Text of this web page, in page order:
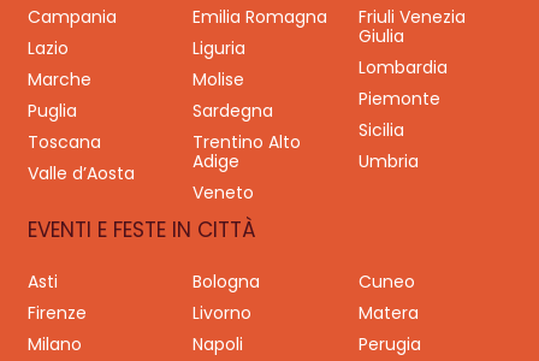
Campania
Emilia Romagna
Friuli Venezia
Giulia
Lazio
Liguria
Lombardia
Marche
Molise
Piemonte
Puglia
Sardegna
Sicilia
Toscana
Trentino Alto
Adige
Umbria
Valle d’Aosta
Veneto
EVENTI E FESTE IN CITTÀ
Asti Bologna
Cuneo
Firenze
Livorno
Matera
Milano
Napoli
Perugia